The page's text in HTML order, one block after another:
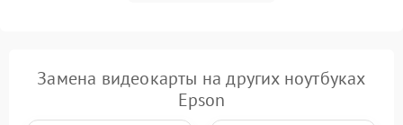
Замена видеокарты на других ноутбуках
Epson